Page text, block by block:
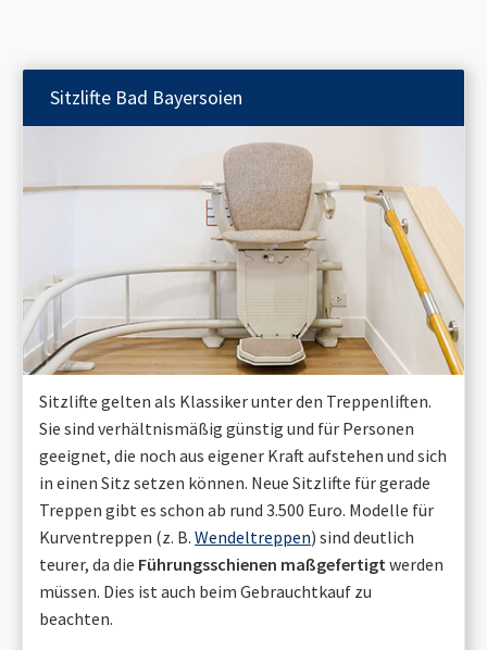
Sitzlifte Bad Bayersoien
Sitzlifte gelten als Klassiker unter den Treppenliften.
Sie sind verhältnismäßig günstig und für Personen
geeignet, die noch aus eigener Kraft aufstehen und sich
in einen Sitz setzen können. Neue Sitzlifte für gerade
Treppen gibt es schon ab rund 3.500 Euro. Modelle für
Kurventreppen (z. B. Wendeltreppen) sind deutlich
teurer, da die Führungsschienen maßgefertigt werden
müssen. Dies ist auch beim Gebrauchtkauf zu
beachten.